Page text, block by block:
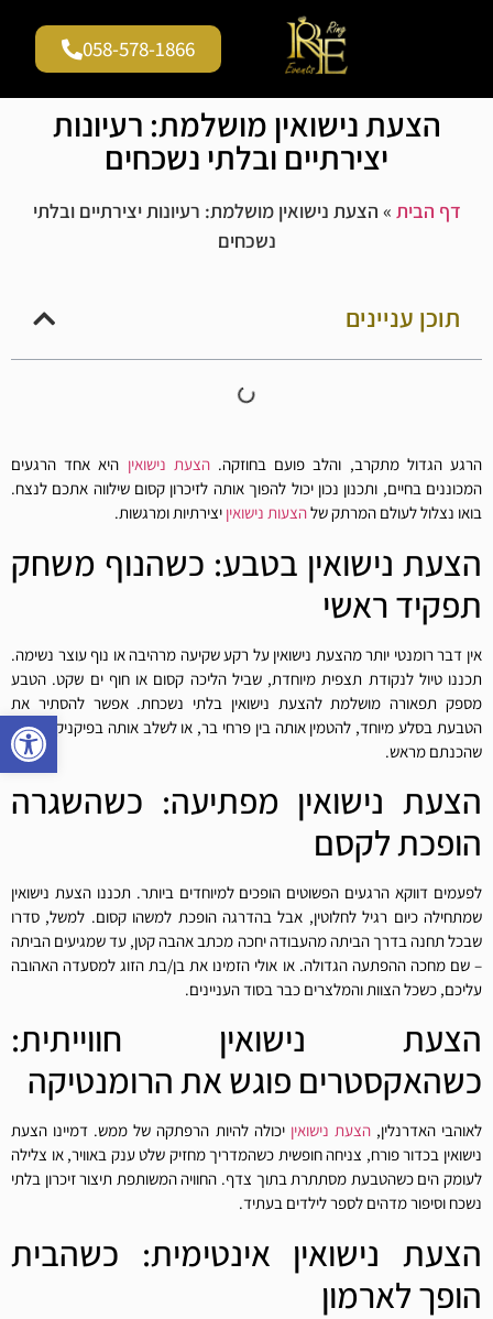
058-578-1866
הצעת נישואין מושלמת: רעיונות
יצירתיים ובלתי נשכחים
דף הבית » הצעת נישואין מושלמת: רעיונות יצירתיים ובלתי
נשכחים
תוכן עניינים
הרגע הגדול מתקרב, והלב פועם בחוזקה.הצעת נישואין היא אחד הרגעים
המכוננים בחיים, ותכנון נכון יכול להפוך אותה לזיכרון קסום שילווה אתכם לנצח.
בואו נצלול לעולם המרתק שלהצעות נישואין יצירתיות ומרגשות.
הצעת נישואין בטבע: כשהנוף משחק
תפקיד ראשי
אין דבר רומנטי יותר מהצעת נישואין על רקע שקיעה מרהיבה או נוף עוצר נשימה.
תכננו טיול לנקודת תצפית מיוחדת, שביל הליכה קסום או חוף ים שקט. הטבע
מספק תפאורה מושלמת להצעת נישואין בלתי נשכחת. אפשר להסתיר את
הטבעת בסלע מיוחד, להטמין אותה בין פרחי בר, או לשלב אותה בפיקניק רומנטי
שהכנתם מראש.
הצעת נישואין מפתיעה: כשהשגרה
הופכת לקסם
לפעמים דווקא הרגעים הפשוטים הופכים למיוחדים ביותר. תכננו הצעת נישואין
שמתחילה כיום רגיל לחלוטין, אבל בהדרגה הופכת למשהו קסום. למשל, סדרו
שבכל תחנה בדרך הביתה מהעבודה יחכה מכתב אהבה קטן, עד שמגיעים הביתה
– שם מחכה ההפתעה הגדולה. או אולי הזמינו את בן/בת הזוג למסעדה האהובה
עליכם, כשכל הצוות והמלצרים כבר בסוד העניינים.
הצעת נישואין חווייתית:
כשהאקסטרים פוגש את הרומנטיקה
לאוהבי האדרנלין,הצעת נישואין יכולה להיות הרפתקה של ממש. דמיינו הצעת
נישואין בכדור פורח, צניחה חופשית כשהמדריך מחזיק שלט ענק באוויר, או צלילה
לעומק הים כשהטבעת מסתתרת בתוך צדף. החוויה המשותפת תיצור זיכרון בלתי
נשכח וסיפור מדהים לספר לילדים בעתיד.
הצעת נישואין אינטימית: כשהבית
הופך לארמון
פתח